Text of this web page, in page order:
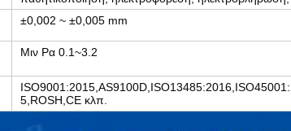
±0,002 ~ ±0,005 mm
Μιν Ρα 0.1~3.2
5,ROSH,CE κλπ.